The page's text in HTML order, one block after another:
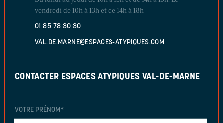
vendredi de 10h à 13h et de 14h à 18h
01 85 78 30 30
VAL.DE.MARNE@ESPACES-ATYPIQUES.COM
CONTACTER ESPACES ATYPIQUES VAL-DE-MARNE
VOTRE PRÉNOM*